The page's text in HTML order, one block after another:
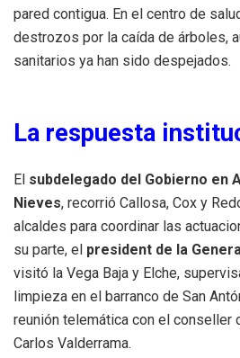
pared contigua. En el centro de
destrozos por la caída de árboles,
sanitarios ya han sido despejados.
La respuesta
El subdelegado del Gobierno en
Nieves, recorrió Callosa, Cox y
alcaldes para coordinar las
su parte, el president de la
visitó la Vega Baja y Elche,
limpieza en el barranco de San
reunión telemática con el conseller
Carlos Valderrama.